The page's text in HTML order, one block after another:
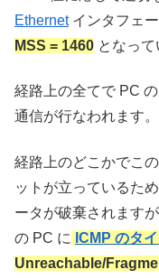
Ethernetインタフェー
MSS = 1460 となって
経路上の全てで PC
通信が行なわれます。
経路上のどこかでこ
ットが立っているた
ータが破棄されます
の PC に ICMP のタ
Unreachable/